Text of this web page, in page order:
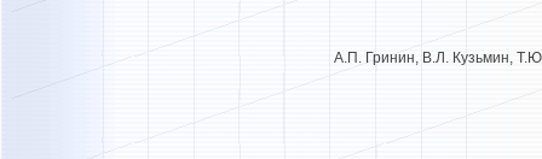
А.П. Гринин, В.Л. Кузьмин,